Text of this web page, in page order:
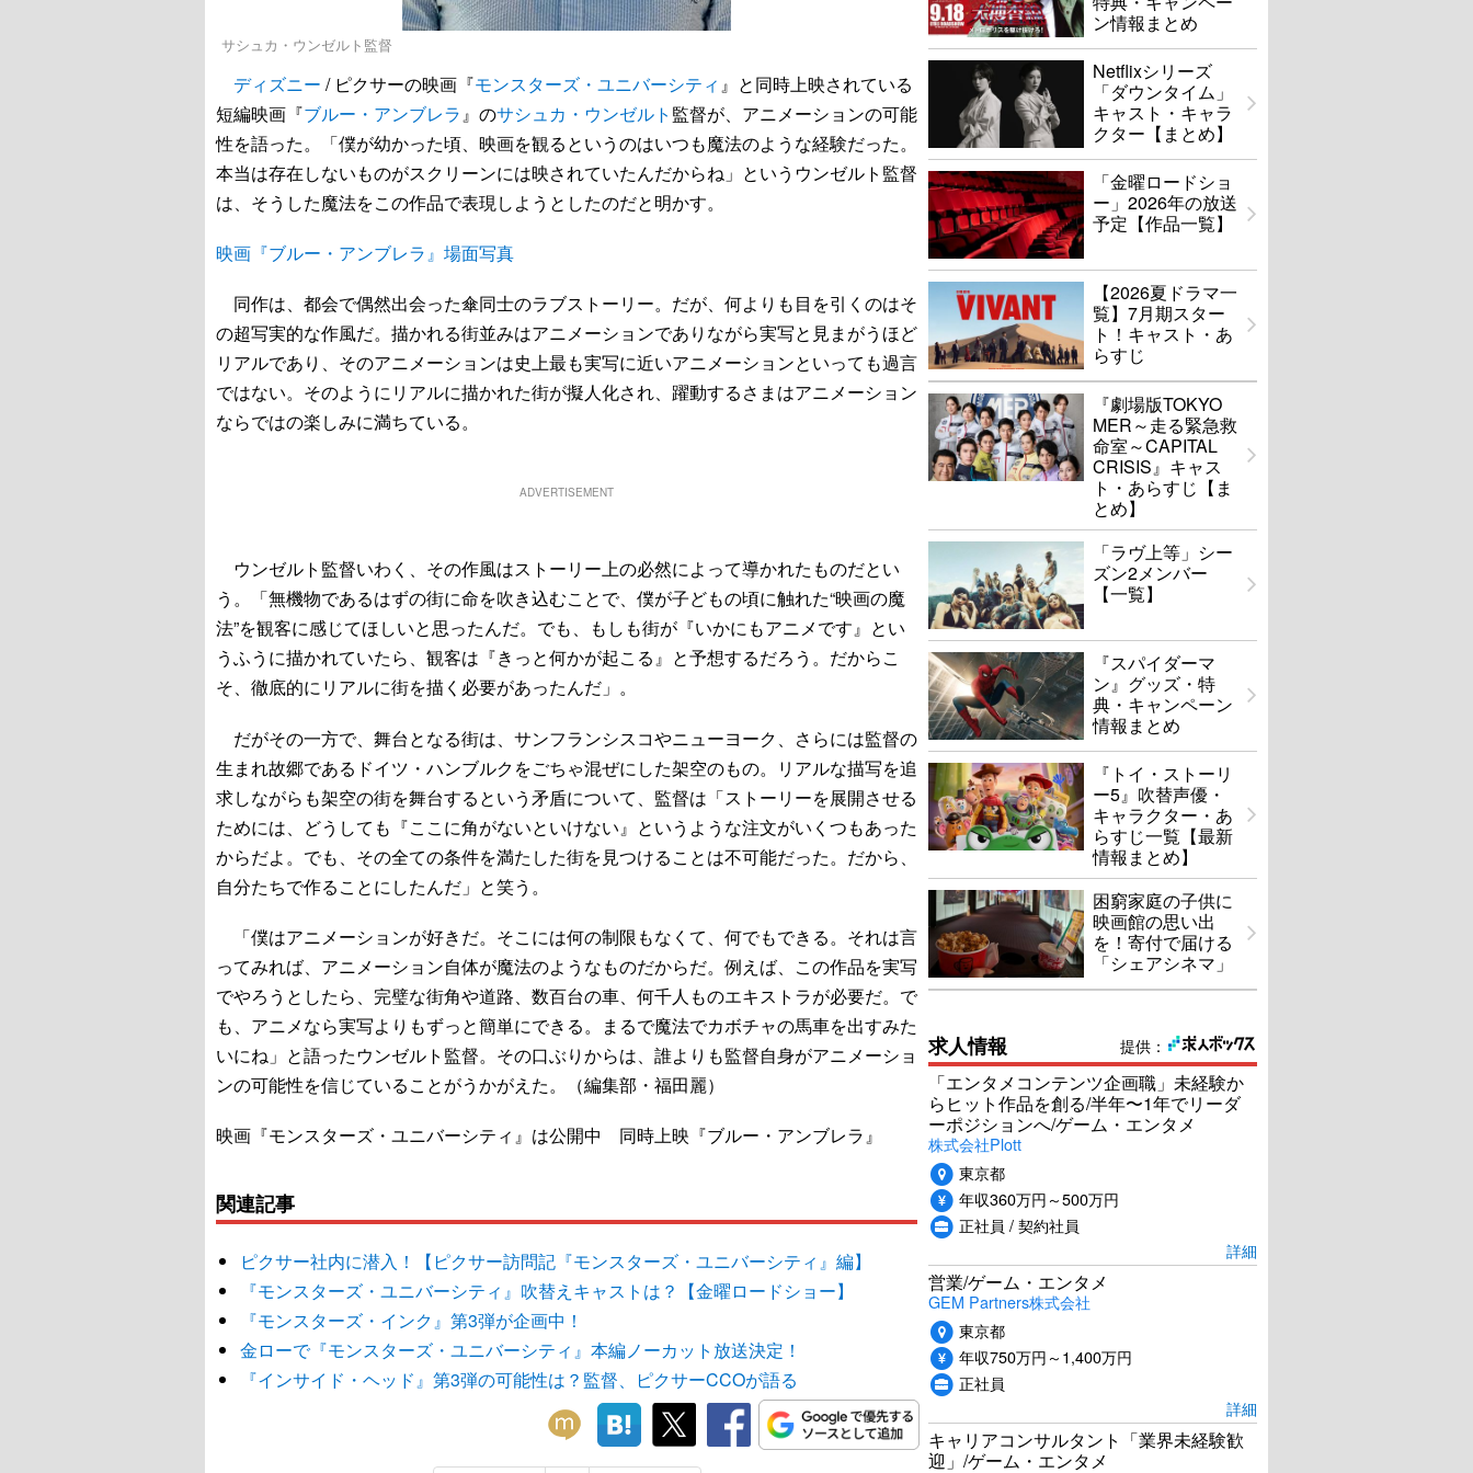
サシュカ・ウンゼルト監督
ディズニー / ピクサーの映画『モンスターズ・ユニバーシティ 』と同時上映されている
短編映画『ブルー・アンブレラ』のサシュカ・ウンゼルト 監督が、アニメーションの可能
性を語った。「僕が幼かった頃、映画を観るというのはいつも魔法のような経験だった。
本当は存在しないものがスクリーンには映されていたんだからね」というウンゼルト監督
は、そうした魔法をこの作品で表現しようとしたのだと明かす。
映画『ブルー・アンブレラ』場面写真
同作は、都会で偶然出会った傘同士のラブストーリー。だが、何よりも目を引くのはそ
の超写実的な作風だ。描かれる街並みはアニメーションでありながら実写と見まがうほど
リアルであり、そのアニメーションは史上最も実写に近いアニメーションといっても過言
ではない。そのようにリアルに描かれた街が擬人化され、躍動するさまはアニメーション
ならではの楽しみに満ちている。
ADVERTISEMENT
ウンゼルト監督いわく、その作風はストーリー上の必然によって導かれたものだとい
う。「無機物であるはずの街に命を吹き込むことで、僕が子どもの頃に触れた“映画の魔
法”を観客に感じてほしいと思ったんだ。でも、もしも街が『いかにもアニメです』とい
うふうに描かれていたら、観客は『きっと何かが起こる』と予想するだろう。だからこ
そ、徹底的にリアルに街を描く必要があったんだ」。
だがその一方で、舞台となる街は、サンフランシスコやニューヨーク、さらには監督の
生まれ故郷であるドイツ・ハンブルクをごちゃ混ぜにした架空のもの。リアルな描写を追
求しながらも架空の街を舞台するという矛盾について、監督は「ストーリーを展開させる
ためには、どうしても『ここに角がないといけない』というような注文がいくつもあった
からだよ。でも、その全ての条件を満たした街を見つけることは不可能だった。だから、
自分たちで作ることにしたんだ」と笑う。
「僕はアニメーションが好きだ。そこには何の制限もなくて、何でもできる。それは言
ってみれば、アニメーション自体が魔法のようなものだからだ。例えば、この作品を実写
でやろうとしたら、完璧な街角や道路、数百台の車、何千人ものエキストラが必要だ。で
も、アニメなら実写よりもずっと簡単にできる。まるで魔法でカボチャの馬車を出すみた
いにね」と語ったウンゼルト監督。その口ぶりからは、誰よりも監督自身がアニメーショ
ンの可能性を信じていることがうかがえた。（編集部・福田麗）
映画『モンスターズ・ユニバーシティ』は公開中 同時上映『ブルー・アンブレラ』
関連記事
ピクサー社内に潜入！【ピクサー訪問記『モンスターズ・ユニバーシティ』編】
『モンスターズ・ユニバーシティ』吹替えキャストは？【金曜ロードショー】
『モンスターズ・インク』第3弾が企画中！
金ローで『モンスターズ・ユニバーシティ』本編ノーカット放送決定！
『インサイド・ヘッド』第3弾の可能性は？監督、ピクサーCCOが語る
ン情報まとめ
Netflixシリーズ
「ダウンタイム」
キャスト・キャラ
クター【まとめ】
「金曜ロードショ
ー」2026年の放送
予定【作品一覧】
【2026夏ドラマ一
覧】7月期スター
ト！キャスト・あ
らすじ
『劇場版TOKYO
MER～走る緊急救
命室～CAPITAL
CRISIS』キャス
ト・あらすじ【ま
とめ】
「ラヴ上等」シー
ズン2メンバー
【一覧】
『スパイダーマ
ン』グッズ・特
典・キャンペーン
情報まとめ
『トイ・ストーリ
ー5』吹替声優・
キャラクター・あ
らすじ一覧【最新
情報まとめ】
困窮家庭の子供に
映画館の思い出
を！寄付で届ける
「シェアシネマ」
提供：
求人情報
「エンタメコンテンツ企画職」未経験か
らヒット作品を創る/半年〜1年でリーダ
ーポジションへ/ゲーム・エンタメ
株式会社Plott
東京都
年収360万円～500万円
正社員 / 契約社員
詳細
営業/ゲーム・エンタメ
GEM Partners株式会社
東京都
年収750万円～1,400万円
正社員
詳細
キャリアコンサルタント「業界未経験歓
迎」/ゲーム・エンタメ